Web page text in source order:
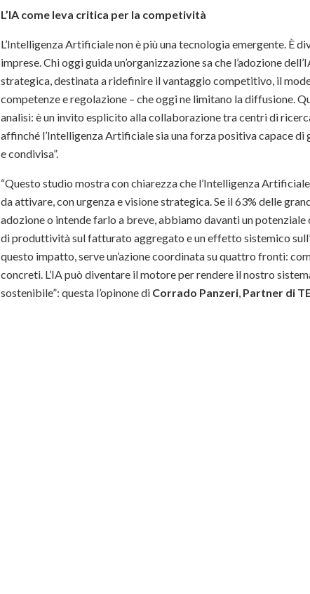
L’IA come leva critica per la competività
L’Intelligenza Artificiale non è più una tecnologia emergente. È
imprese. Chi oggi guida un’organizzazione sa che l’adozione
strategica, destinata a ridefinire il vantaggio competitivo, il
competenze e regolazione – che oggi ne limitano la diffusione.
analisi: è un invito esplicito alla collaborazione tra centri di
affinché l’Intelligenza Artificiale sia una forza positiva capace
e condivisa”.
“Questo studio mostra con chiarezza che l’Intelligenza
da attivare, con urgenza e visione strategica. Se il 63% delle
adozione o intende farlo a breve, abbiamo davanti un
di produttività sul fatturato aggregato e un effetto sistemico
questo impatto, serve un’azione coordinata su quattro fronti:
concreti. L’IA può diventare il motore per rendere il nostro
sostenibile”: questa l’opinone di Corrado Panzeri Partner di